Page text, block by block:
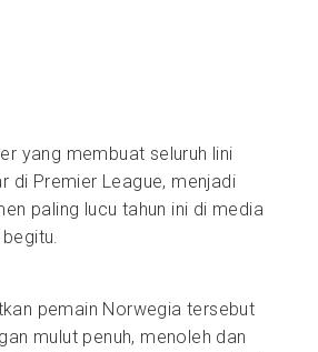
yang membuat seluruh lini
di Premier League, menjadi
paling lucu tahun ini di media
pemain Norwegia tersebut
mulut penuh, menoleh dan